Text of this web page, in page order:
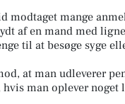
modtaget mange
af en mand med
til at besøge syge
at man udleverer
man oplever noget